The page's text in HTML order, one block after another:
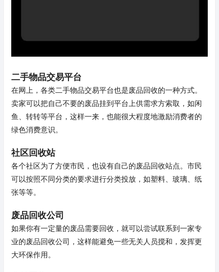
二手物品交易平台
在网上，各类二手物品交易平台也是废品回收的一种方式。
卖家可以把自己不要的废品挂到平台上供需求方索取，如闲
鱼、转转等平台，这样一来，也能很大程度地激励消费者的
绿色消费意识。
社区回收站
各个社区为了方便市民，也设有自己的废品回收站点。市民
可以按照不同分类的要求进行分类投放，如塑料、玻璃、纸
张等等。
废品回收公司
如果你有一定量的废品需要回收，就可以尝试联系到一家专
业的废品回收公司，这样能避免一些无关人员搅和，发挥更
大环保作用。